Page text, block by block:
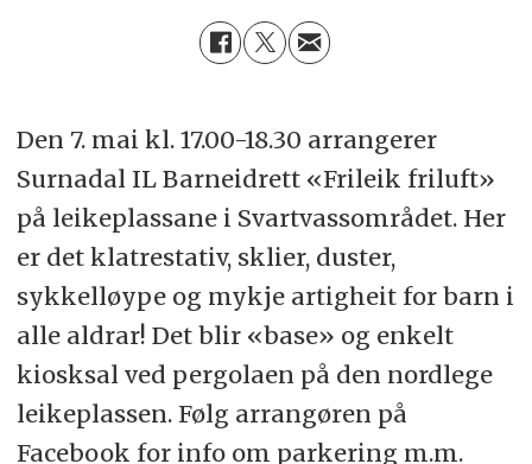
Den 7. mai kl. 17.00-18.30 arrangerer
Surnadal IL Barneidrett «Frileik friluft»
på leikeplassane i Svartvassområdet. Her
er det klatrestativ, sklier, duster,
sykkelløype og mykje artigheit for barn i
alle aldrar! Det blir «base» og enkelt
kiosksal ved pergolaen på den nordlege
leikeplassen. Følg arrangøren på
Facebook for info om parkering m.m.